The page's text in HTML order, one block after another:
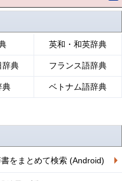
英和・和英辞典
辞典 フランス語辞典
典 ベトナム語辞典
をまとめて検索 (Android)